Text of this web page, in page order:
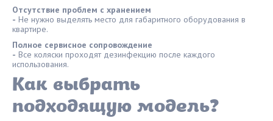
Отсутствие проблем с хранением
- Не нужно выделять место для габаритного оборудования в
квартире.
Полное сервисное сопровождение
- Все коляски проходят дезинфекцию после каждого
использования.
Как выбрать
подходящую модель?